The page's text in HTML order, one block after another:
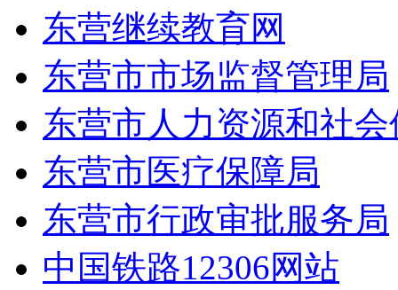
东营继续教育网
东营市市场监督管理局
东营市人力资源和社
东营市医疗保障局
东营市行政审批服务局
中国铁路12306网站